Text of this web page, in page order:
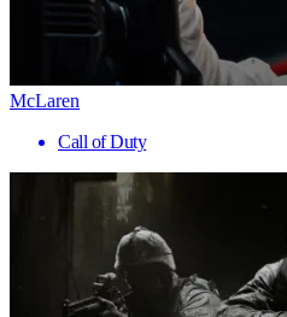
McLaren
Call of Duty